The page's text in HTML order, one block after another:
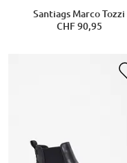
Santiags Marco Tozzi
CHF 90,95